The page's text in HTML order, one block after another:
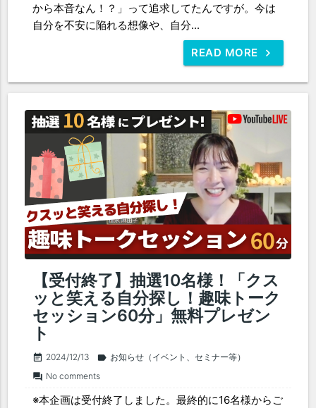
から本音なん！？」って追求してたんですが。今は
自分を不安に陥れる想像や、自分...
READ MORE
【受付終了】抽選10名様！「クス
ッと笑える自分探し！趣味トーク
セッション60分」無料プレゼン
ト
event_note 2024/12/13 label お知らせ（イベント、セミナー等）
forum No comments
※本企画は受付終了しました。最終的に16名様からご